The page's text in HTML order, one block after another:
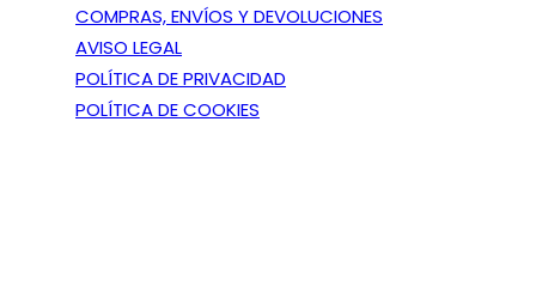
COMPRAS, ENVÍOS Y DEVOLUCIONES
AVISO LEGAL
POLÍTICA DE PRIVACIDAD
POLÍTICA DE COOKIES